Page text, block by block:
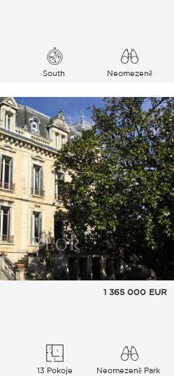
South
Neomezeně
1 365 000 EUR
13 Pokoje Neomezeně Park